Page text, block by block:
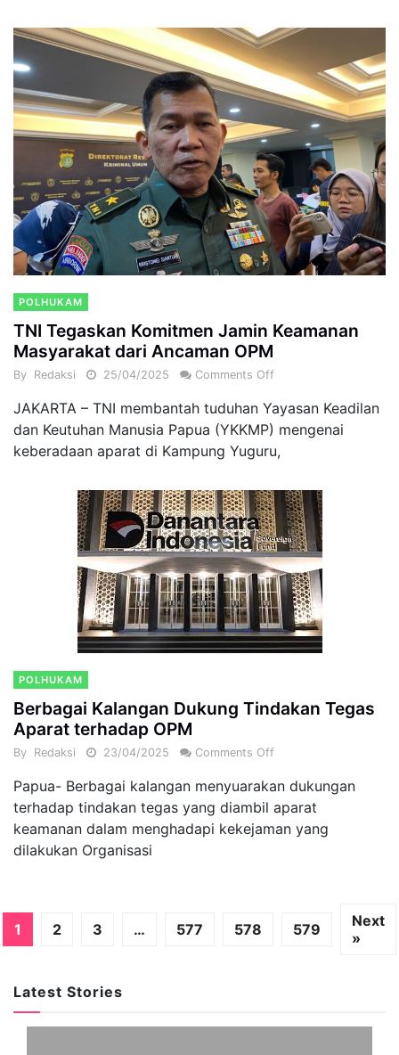
POLHUKAM
TNI Tegaskan Komitmen Jamin Keamanan
Masyarakat dari Ancaman OPM
By Redaksi 25/04/2025 Comments Off
JAKARTA – TNI membantah tuduhan Yayasan Keadilan
dan Keutuhan Manusia Papua (YKKMP) mengenai
keberadaan aparat di Kampung Yuguru,
POLHUKAM
Berbagai Kalangan Dukung Tindakan Tegas
Aparat terhadap OPM
By Redaksi 23/04/2025 Comments Off
Papua- Berbagai kalangan menyuarakan dukungan
terhadap tindakan tegas yang diambil aparat
keamanan dalam menghadapi kekejaman yang
dilakukan Organisasi
1 2 3 … 577 578 579
Next
»
Latest Stories